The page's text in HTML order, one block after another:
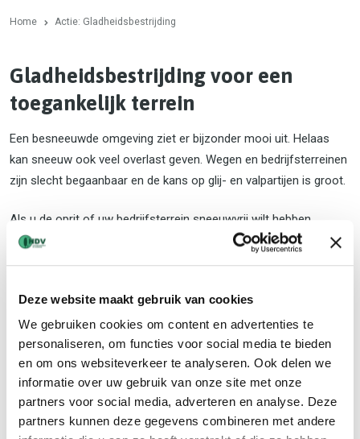
Deze website maakt gebruik van cookies
We gebruiken cookies om content en advertenties te
personaliseren, om functies voor social media te bieden
en om ons websiteverkeer te analyseren. Ook delen we
informatie over uw gebruik van onze site met onze
partners voor social media, adverteren en analyse. Deze
partners kunnen deze gegevens combineren met andere
Home Actie: Gladheidsbestrijding
Gladheidsbestrijding voor een
toegankelijk terrein
Een besneeuwde omgeving ziet er bijzonder mooi uit. Helaas
kan sneeuw ook veel overlast geven. Wegen en bedrijfsterreinen
zijn slecht begaanbaar en de kans op glij- en valpartijen is groot.
Als u de oprit of uw bedrijfsterrein sneeuwvrij wilt hebben,
schakel dan onze expertise in. Met ons team en materieel